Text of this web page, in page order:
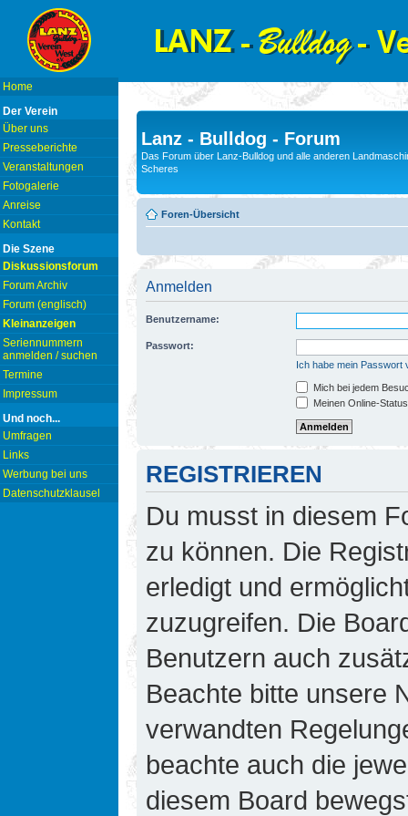
Home
Der Verein
Über uns
Presseberichte
Veranstaltungen
Fotogalerie
Anreise
Kontakt
Die Szene
Diskussionsforum
Forum Archiv
Forum (englisch)
Kleinanzeigen
Seriennummern
anmelden / suchen
Termine
Impressum
Und noch...
Umfragen
Links
Werbung bei uns
Datenschutzklausel
Lanz - Bulldog - Forum
Das Forum über Lanz-Bulldog und alle anderen
Scheres
Foren-Übersicht
Anmelden
Benutzername:
Passwort:
Ich habe mein Passwort
Mich bei jedem
Meinen Online-
REGISTRIEREN
Du musst in diesem
zu können. Die
erledigt und
zuzugreifen. Die
Benutzern auch
Beachte bitte unsere
verwandten
beachte auch die
diesem Board